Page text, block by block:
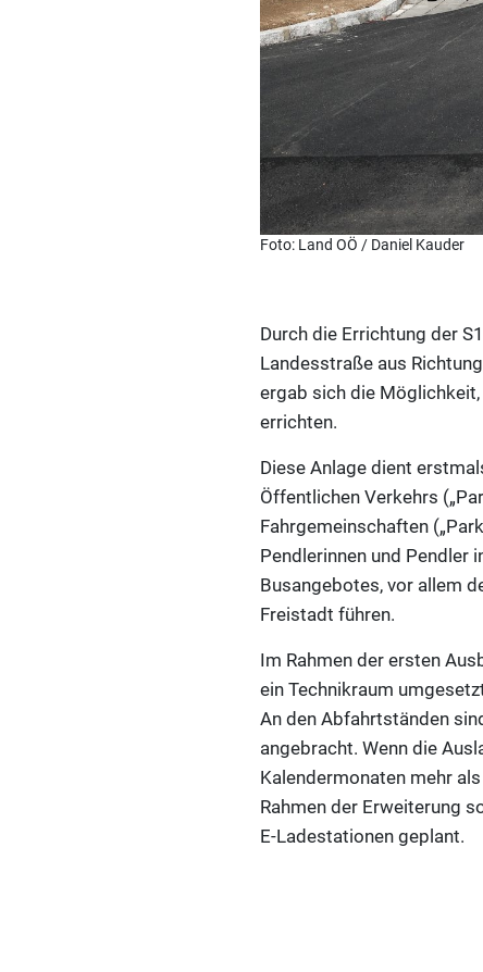
Foto: Land OÖ / Daniel Kauder
Durch die Errichtung der
Landesstraße aus
ergab sich die
errichten.
Diese Anlage dient
Öffentlichen Verkehrs
Fahrgemeinschaften
Pendlerinnen und Pendler
Busangebotes, vor allem
Freistadt führen.
Im Rahmen der ersten
ein Technikraum
An den Abfahrtständen
angebracht. Wenn die
Kalendermonaten mehr
Rahmen der Erweiterung
E-Ladestationen geplant.